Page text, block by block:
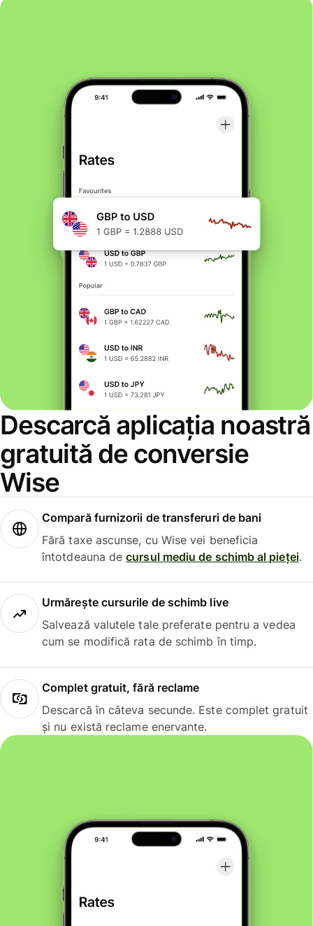
Descarcă aplicația noastră
gratuită de conversie
Wise
Compară furnizorii de transferuri de bani
Fără taxe ascunse, cu Wise vei beneficia
întotdeauna decursul mediu de schimb al pieței.
Urmărește cursurile de schimb live
Salvează valutele tale preferate pentru a vedea
cum se modifică rata de schimb în timp.
Complet gratuit, fără reclame
Descarcă în câteva secunde. Este complet gratuit
și nu există reclame enervante.